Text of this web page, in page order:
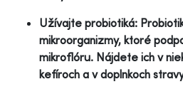
Užívajte probiotiká:
mikroorganizmy, ktoré
mikroflóru. Nájdete ich v
kefíroch a v doplnkoch